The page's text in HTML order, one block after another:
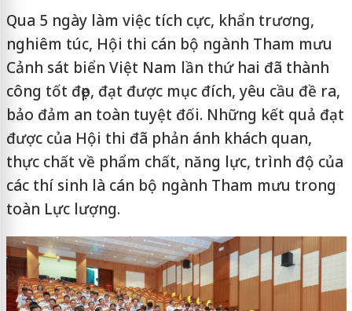
Qua 5 ngày làm việc tích cực, khẩn trương,
nghiêm túc, Hội thi cán bộ ngành Tham mưu
Cảnh sát biển Việt Nam lần thứ hai đã thành
công tốt đẹp, đạt được mục đích, yêu cầu đề ra,
bảo đảm an toàn tuyệt đối. Những kết quả đạt
được của Hội thi đã phản ánh khách quan,
thực chất về phẩm chất, năng lực, trình độ của
các thí sinh là cán bộ ngành Tham mưu trong
toàn Lực lượng.